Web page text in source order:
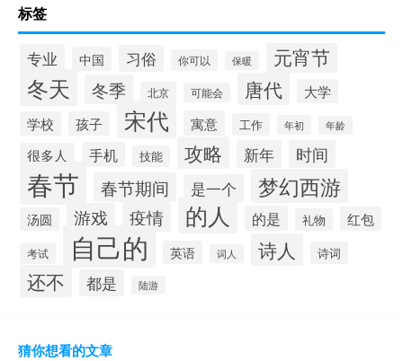
标签
专业 中国 习俗 你可以 保暖 元宵节
冬天 冬季 北京 可能会 唐代
大学
学校
孩子 宋代 寓意 工作 年初 年龄
很多人 手机 技能 攻略 新年 时间
春节 春节期间 是一个 梦幻西游
汤圆 游戏 疫情 的人 的是 礼物 红包
考试 自己的 英语 词人 诗人 诗词
还不 都是 陆游
猜你想看的文章